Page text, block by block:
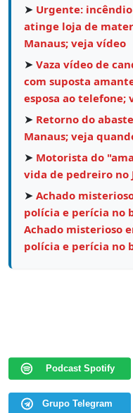
➤ Urgente:
atinge loja de
Manaus; veja vídeo
➤ Vaza vídeo de
com suposta
esposa ao telefone;
➤ Retorno do
Manaus; veja
➤ Motorista do
vida de pedreiro no
➤ Achado
polícia e perícia no
Achado misterioso
polícia e perícia no
Podcast Spotify
Grupo Telegram